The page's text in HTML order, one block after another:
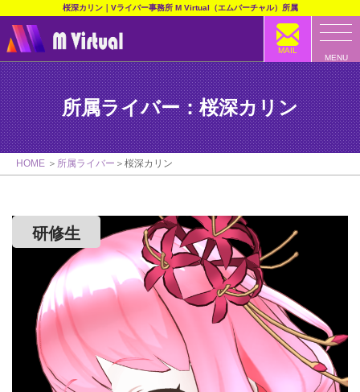
桜深カリン｜Vライバー事務所 M Virtual（エムバーチャル）所属
MENU
MAIL
所属ライバー：桜深カリン
HOME 所属ライバー 桜深カリン
研修生